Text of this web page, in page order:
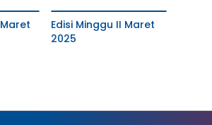
Edisi Minggu II Maret
2025